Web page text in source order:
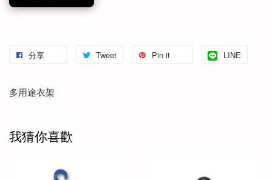
分享 Tweet Pin it LINE
多用途衣架
我猜你喜歡